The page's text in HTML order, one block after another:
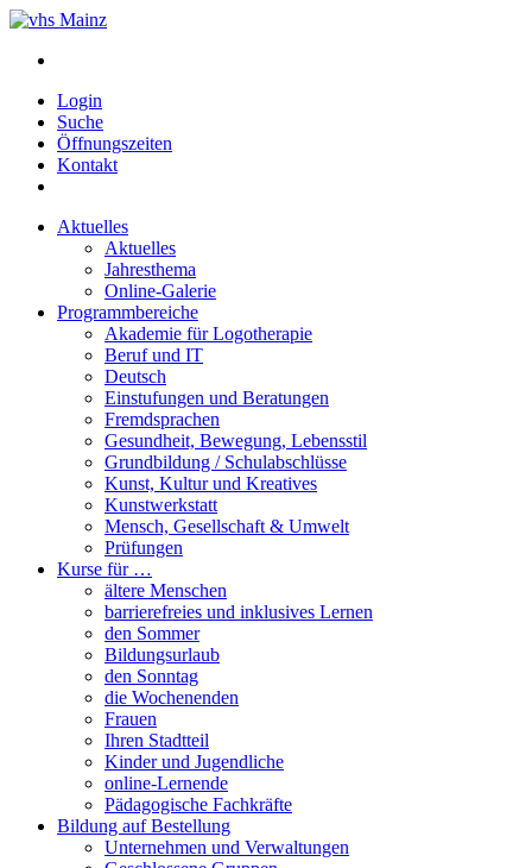
Login
Suche
Öffnungszeiten
Kontakt
Aktuelles
Aktuelles
Jahresthema
Online-Galerie
Programmbereiche
Akademie für Logotherapie
Beruf und IT
Deutsch
Einstufungen und Beratungen
Fremdsprachen
Gesundheit, Bewegung, Lebensstil
Grundbildung / Schulabschlüsse
Kunst, Kultur und Kreatives
Kunstwerkstatt
Mensch, Gesellschaft & Umwelt
Prüfungen
Kurse für …
ältere Menschen
barrierefreies und inklusives Lernen
den Sommer
Bildungsurlaub
den Sonntag
die Wochenenden
Frauen
Ihren Stadtteil
Kinder und Jugendliche
online-Lernende
Pädagogische Fachkräfte
Bildung auf Bestellung
Unternehmen und Verwaltungen